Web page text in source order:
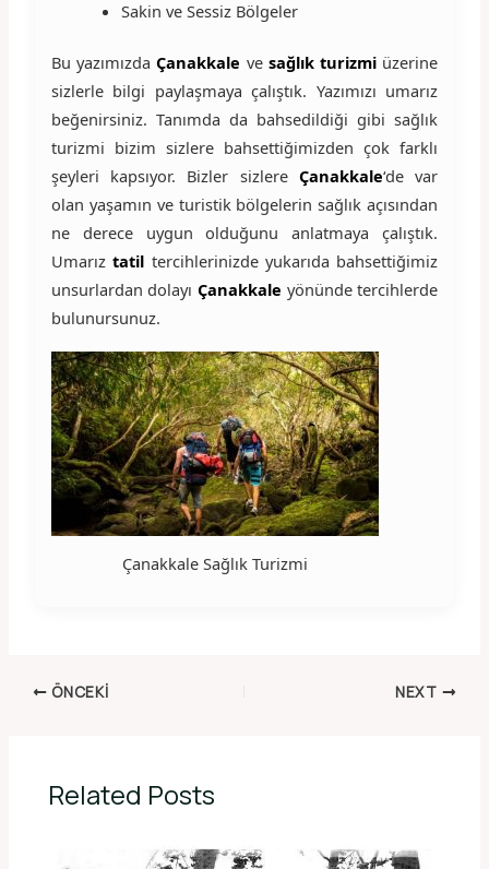
Sakin ve Sessiz Bölgeler
Bu yazımızdaÇanakkale ve sağlık turizmiüzerine
sizlerle bilgi paylaşmaya çalıştık. Yazımızı umarız
beğenirsiniz. Tanımda da bahsedildiği gibi sağlık
turizmi bizim sizlere bahsettiğimizden çok farklı
şeyleri kapsıyor. Bizler sizlere Çanakkale‘de var
olan yaşamın ve turistik bölgelerin sağlık açısından
ne derece uygun olduğunu anlatmaya çalıştık.
Umarıztatil tercihlerinizde yukarıda bahsettiğimiz
unsurlardan dolayı Çanakkale yönünde tercihlerde
bulunursunuz.
Çanakkale Sağlık Turizmi
ÖNCEKI NEXT
Related Posts